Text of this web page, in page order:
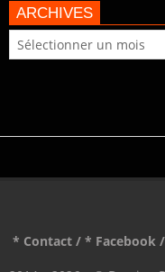
ARCHIVES
Archives
* Contact / * Facebook /